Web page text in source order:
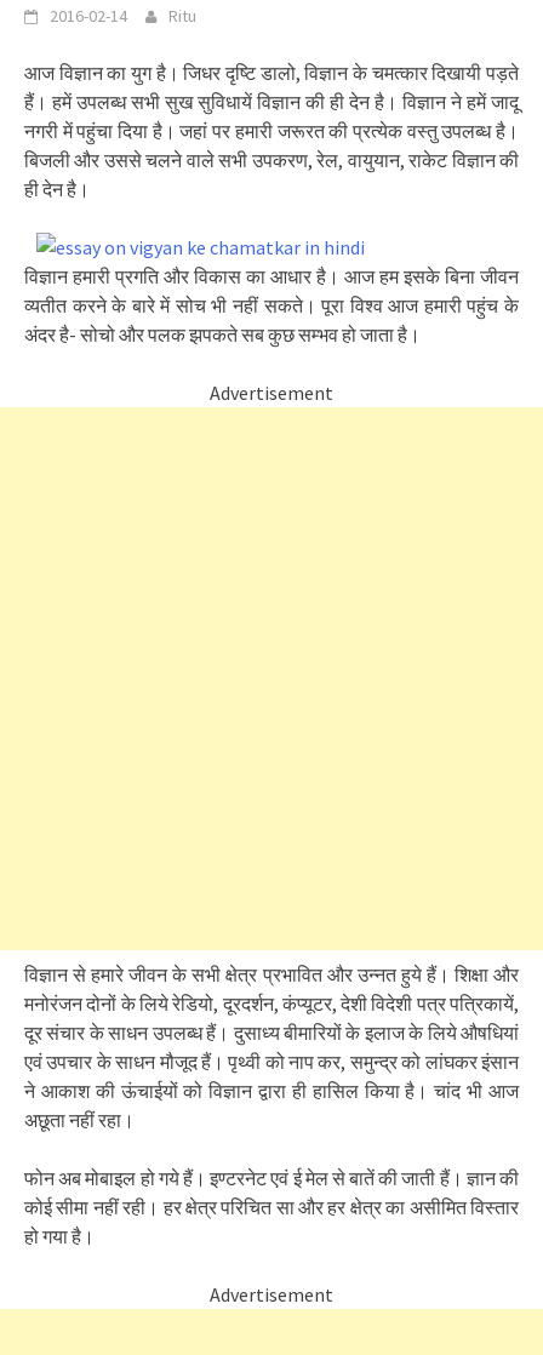
2016-02-14 Ritu
आज विज्ञान का युग है। जिधर दृष्टि डालो, विज्ञान के चमत्कार दिखायी पड़ते
हैं। हमें उपलब्ध सभी सुख सुविधायें विज्ञान की ही देन है। विज्ञान ने हमें जादू
नगरी में पहुंचा दिया है। जहां पर हमारी जरूरत की प्रत्येक वस्तु उपलब्ध है।
बिजली और उससे चलने वाले सभी उपकरण, रेल, वायुयान, राकेट विज्ञान की
ही देन है।
विज्ञान हमारी प्रगति और विकास का आधार है। आज हम इसके बिना जीवन
व्यतीत करने के बारे में सोच भी नहीं सकते। पूरा विश्व आज हमारी पहुंच के
अंदर है- सोचो और पलक झपकते सब कुछ सम्भव हो जाता है।
Advertisement
विज्ञान से हमारे जीवन के सभी क्षेत्र प्रभावित और उन्नत हुये हैं। शिक्षा और
मनोरंजन दोनों के लिये रेडियो, दूरदर्शन, कंप्यूटर, देशी विदेशी पत्र पत्रिकायें,
दूर संचार के साधन उपलब्ध हैं। दुसाध्य बीमारियों के इलाज के लिये औषधियां
एवं उपचार के साधन मौजूद हैं। पृथ्वी को नाप कर, समुन्द्र को लांघकर इंसान
ने आकाश की ऊंचाईयों को विज्ञान द्वारा ही हासिल किया है। चांद भी आज
अछूता नहीं रहा।
फोन अब मोबाइल हो गये हैं। इण्टरनेट एवं ई मेल से बातें की जाती हैं। ज्ञान की
कोई सीमा नहीं रही। हर क्षेत्र परिचित सा और हर क्षेत्र का असीमित विस्तार
हो गया है।
Advertisement